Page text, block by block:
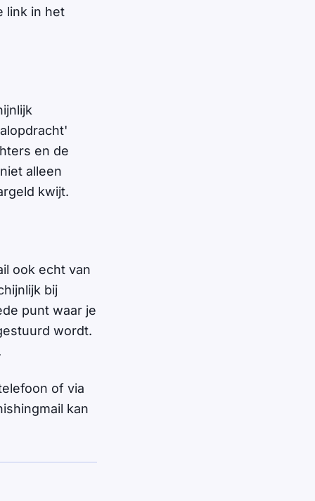
link in het
en de
alleen
kwijt.
ook echt van
bij
punt waar je
wordt.
of via
kan